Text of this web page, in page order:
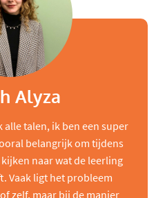
Alyza
talen, ik ben een super
belangrijk om tijdens
naar wat de leerling
Vaak ligt het probleem
zelf, maar bij de manier